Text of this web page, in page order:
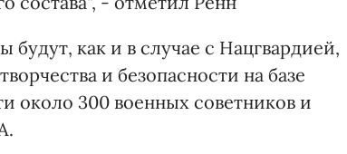
как и в случае с Нацгвардией,
и безопасности на базе
около 300 военных советников и